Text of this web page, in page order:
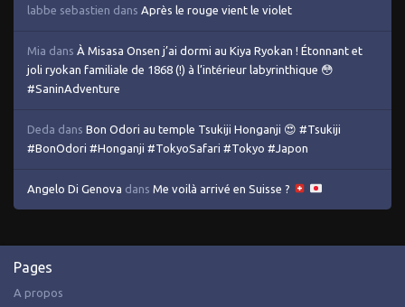
labbe sebastien dans Après le rouge vient le violet
Mia dans À Misasa Onsen j’ai dormi au Kiya Ryokan ! Étonnant et
joli ryokan familiale de 1868 (!) à l’intérieur labyrinthique 😳
#SaninAdventure
Deda dans Bon Odori au temple Tsukiji Honganji 😍 #Tsukiji
#BonOdori #Honganji #TokyoSafari #Tokyo #Japon
Angelo Di Genova dans Me voilà arrivé en Suisse ?
Pages
A propos